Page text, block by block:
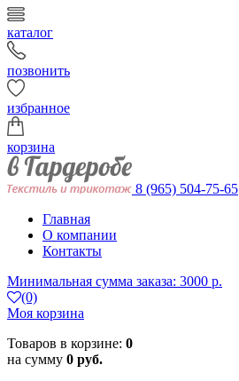
каталог
позвонить
избранное
корзина
8 (965) 504-75-65
Главная
О компании
Контакты
Минимальная сумма заказа: 3000 р.
(0)
Моя корзина
Товаров в корзине: 0
на сумму 0 руб.